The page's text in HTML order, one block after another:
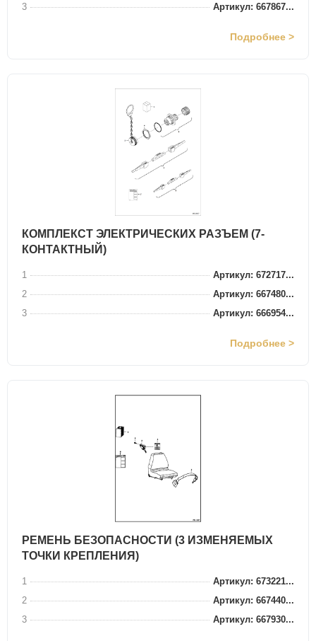
3 Артикул: 667867...
Подробнее >
КОМПЛЕКСТ ЭЛЕКТРИЧЕСКИХ РАЗЪЕМ (7-
КОНТАКТНЫЙ)
1
Артикул: 672717...
2
Артикул: 667480...
3
Артикул: 666954...
Подробнее >
РЕМЕНЬ БЕЗОПАСНОСТИ (3 ИЗМЕНЯЕМЫХ
ТОЧКИ КРЕПЛЕНИЯ)
1
Артикул: 673221...
2
Артикул: 667440...
3
Артикул: 667930...